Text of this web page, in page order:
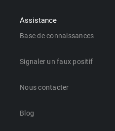
Assistance
Base de connaissances
Signaler un faux positif
Nous contacter
Blog